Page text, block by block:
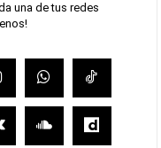
una de tus redes